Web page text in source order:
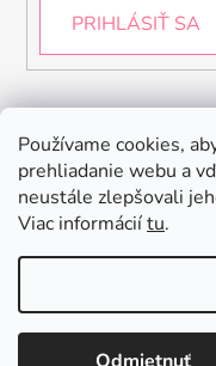
Používame cookies,
prehliadanie webu a
neustále zlepšovali
Viac informáciítu.
PRIHLÁSIŤ SA
Instagram